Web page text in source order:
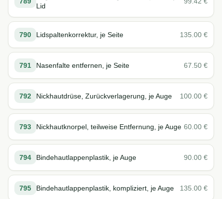
Lid
790 Lidspaltenkorrektur, je Seite 135.00 €
791 Nasenfalte entfernen, je Seite 67.50 €
792 Nickhautdrüse, Zurückverlagerung, je Auge 100.00 €
793 Nickhautknorpel, teilweise Entfernung, je Auge 60.00 €
794 Bindehautlappenplastik, je Auge 90.00 €
795 Bindehautlappenplastik, kompliziert, je Auge 135.00 €